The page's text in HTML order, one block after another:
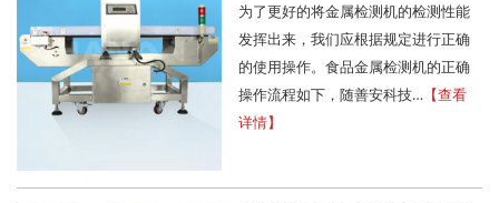
为了更好的将金属检测机的检测性能
发挥出来，我们应根据规定进行正确
的使用操作。食品金属检测机的正确
操作流程如下，随善安科技… 【查看
详情】